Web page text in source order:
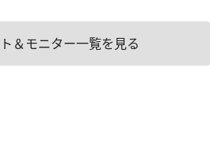
＆モニター一覧を見る